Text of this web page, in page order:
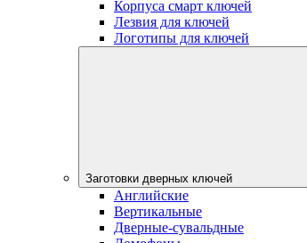
Корпуса смарт ключей
Лезвия для ключей
Логотипы для ключей
Заготовки дверных ключей
Английские
Вертикальные
Дверные-сувальдные